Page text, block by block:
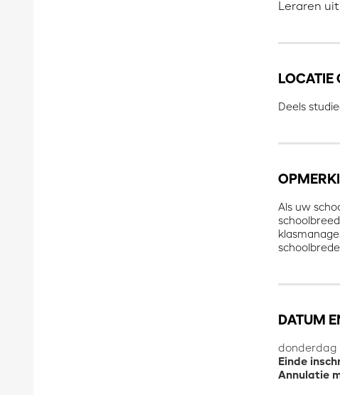
Leraren
LOCATIE
Deels
Als uw
DATUM
donderdag
Einde
Annulatie